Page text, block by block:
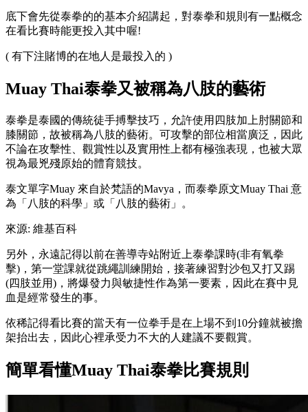
底下會先從泰拳的的基本介紹講起，對泰拳和規則有一點概念
在看比賽時能更投入其中喔!
( 有下注賭博的在地人是最投入的 )
Muay Thai泰拳又被稱為八肢的藝術
泰拳是泰國的傳統徒手搏擊技巧，允許使用四肢加上肘關節和
膝關節，故被稱為八肢的藝術。可攻擊的部位相當廣泛，因此
不論在攻擊性、觀賞性以及實用性上都有極強表現，也被大眾
視為最兇殘原始的體育競技。
泰文單字Muay 來自於梵語的Mavya，而泰拳原文Muay Thai 意
為「八肢的科學」或「八肢的藝術」。
來源: 維基百科
另外，永遠記得以前在善導寺站附近上泰拳課時(非有氧拳
擊)，第一堂課就從跳繩訓練開始，接著練習對沙包又打又踢
(四肢並用)，將爆發力與敏捷性作為第一要素，因此在賽中見
血是經常發生的事。
依稀記得看比賽的當天有一位拳手是在上場不到10分鐘就被擔
架抬出去，因此心裡承受力不大的人建議不要觀賞。
簡單看懂Muay Thai泰拳比賽規則